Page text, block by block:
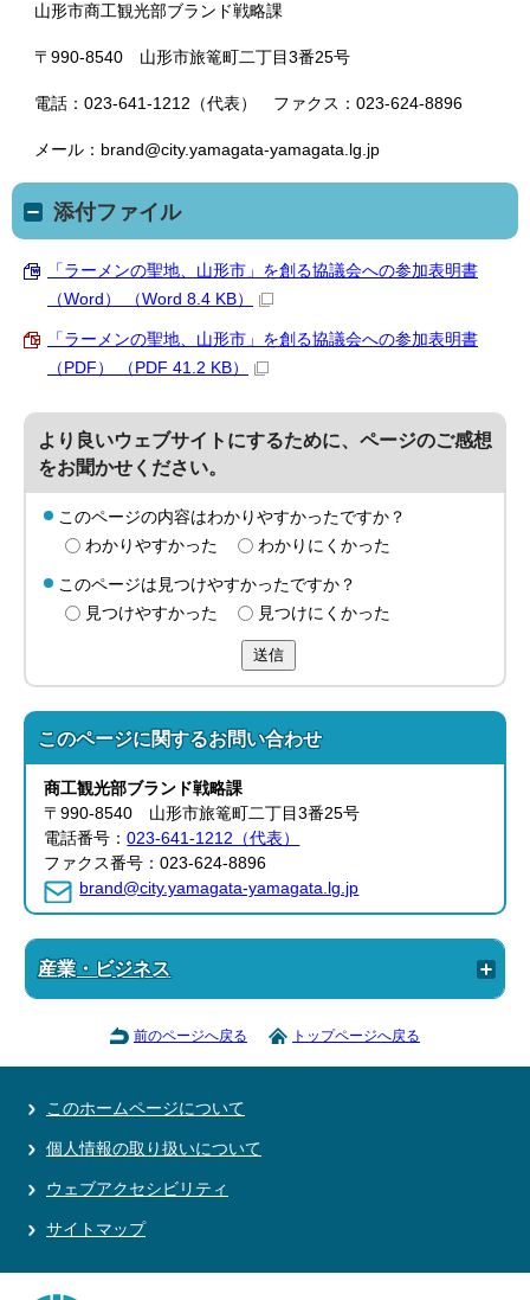
山形市商工観光部ブランド戦略課
〒990-8540 山形市旅篭町二丁目3番25号
電話：023-641-1212（代表） ファクス：023-624-8896
メール：brand@city.yamagata-yamagata.lg.jp
添付ファイル
「ラーメンの聖地、山形市」を創る協議会への参加表明書
（Word） （Word 8.4 KB）
「ラーメンの聖地、山形市」を創る協議会への参加表明書
（PDF） （PDF 41.2 KB）
より良いウェブサイトにするために、ページのご感想
をお聞かせください。
このページの内容はわかりやすかったですか？
わかりやすかった
わかりにくかった
このページは見つけやすかったですか？
見つけやすかった
見つけにくかった
送信
このページに関するお問い合わせ
商工観光部ブランド戦略課
〒990-8540 山形市旅篭町二丁目3番25号
電話番号：023-641-1212（代表）
ファクス番号：023-624-8896
brand@city.yamagata-yamagata.lg.jp
産業・ビジネス
前のページへ戻る トップページへ戻る
このホームページについて
個人情報の取り扱いについて
ウェブアクセシビリティ
サイトマップ